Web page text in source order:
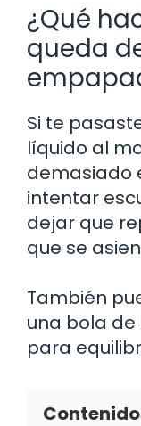
¿Qué
queda
Si te
líquido al
demasiado
intentar
dejar que
que se
También
una bola
para